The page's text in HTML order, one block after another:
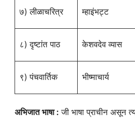
७) लीळाचरित्र म्हाइंभट्ट
८) दृष्टांत पाठ केशवदेव व्यास
९) पंचवार्तिक भीष्माचार्य
अभिजात भाषा : जी भाषा प्राचीन असून